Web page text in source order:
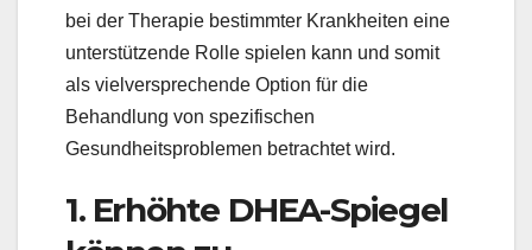
bei der Therapie bestimmter Krankheiten eine
unterstützende Rolle spielen kann und somit
als vielversprechende Option für die
Behandlung von spezifischen
Gesundheitsproblemen betrachtet wird.
1. Erhöhte DHEA-Spiegel